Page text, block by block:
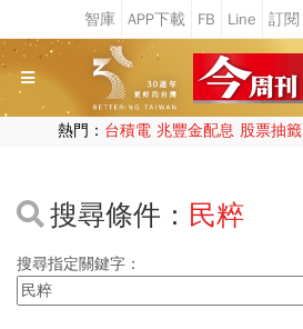
熱門： 台積電 兆豐金配息 股票抽籤
搜尋條件： 民粹
搜尋指定關鍵字：